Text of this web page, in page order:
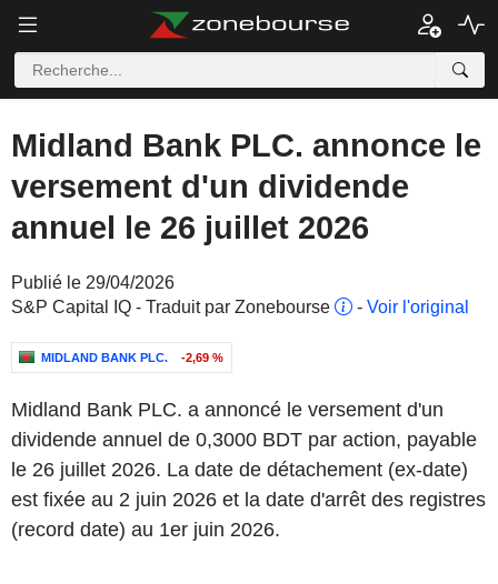
Midland Bank PLC. annonce le
versement d'un dividende
annuel le 26 juillet 2026
Publié le 29/04/2026
S&P Capital IQ - Traduit par Zonebourse
- Voir l'original
MIDLAND BANK PLC. -2,69 %
Midland Bank PLC. a annoncé le versement d'un
dividende annuel de 0,3000 BDT par action, payable
le 26 juillet 2026. La date de détachement (ex-date)
est fixée au 2 juin 2026 et la date d'arrêt des registres
(record date) au 1er juin 2026.